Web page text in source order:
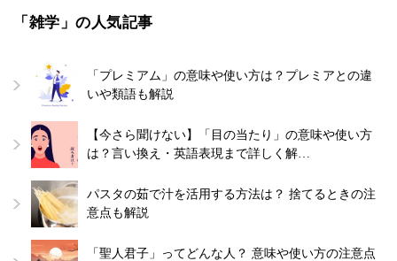
「雑学」の人気記事
「プレミアム」の意味や使い方は？プレミアとの違
いや類語も解説
【今さら聞けない】「目の当たり」の意味や使い方
は？言い換え・英語表現まで詳しく解…
パスタの茹で汁を活用する方法は？ 捨てるときの注
意点も解説
「聖人君子」ってどんな人？ 意味や使い方の注意点